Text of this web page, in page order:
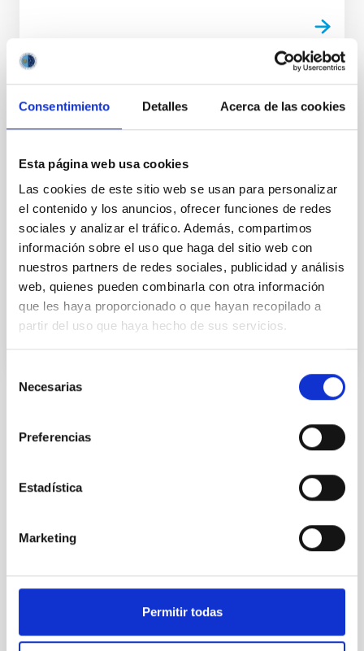
Consentimiento Detalles Acerca de las cookies
Esta página web usa cookies
Las cookies de este sitio web se usan para personalizar
el contenido y los anuncios, ofrecer funciones de redes
sociales y analizar el tráfico. Además, compartimos
información sobre el uso que haga del sitio web con
nuestros partners de redes sociales, publicidad y análisis
web, quienes pueden combinarla con otra información
que les haya proporcionado o que hayan recopilado a
partir del uso que haya hecho de sus servicios.
Necesarias
Preferencias
Estadística
Marketing
Permitir todas
Telescope - NRT
diseñar y construir en un plazo de cinco años un
una forma totalmente autónoma y robótica. Esta
forma de operación lo convertirá en el telescopio
robótico más grande del mundo.
Carlos Manuel Gutiérrez de La Cruz
En ejecución
CON ÁRBITRO
Sistema Solar y Sistemas Planetarios (SEYSS)
Telescopios
Investigación y Desarrollo
Telescopios
Supernovas
Estallidos de rayos gamma